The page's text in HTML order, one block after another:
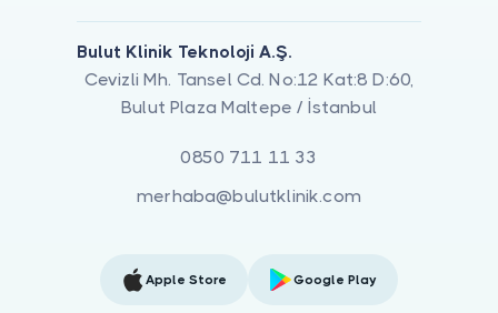
Bulut Klinik Teknoloji A.Ş.
Cevizli Mh. Tansel Cd. No:12 Kat:8 D:60,
Bulut Plaza Maltepe / İstanbul
0850 711 11 33
merhaba@bulutklinik.com
Apple Store Google Play